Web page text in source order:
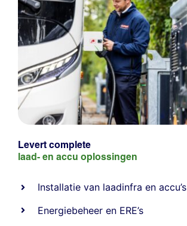
Levert complete
laad- en accu oplossingen
Installatie van laadinfra en accu’s
Energiebeheer en ERE’s